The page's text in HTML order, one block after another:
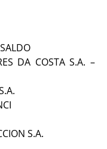
DA COSTA S.A. –
S.A.